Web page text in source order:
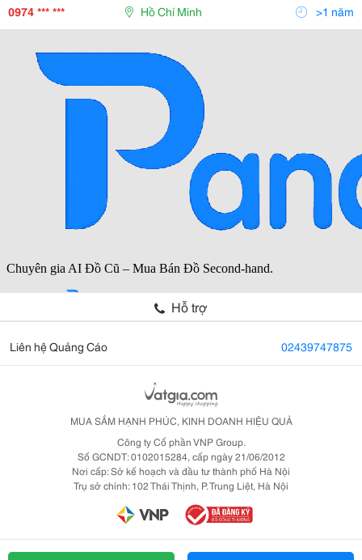
0974 *** *** Hồ Chí Minh >1 năm
Hỗ trợ
Liên hệ Quảng Cáo 02439747875
MUA SẮM HẠNH PHÚC, KINH DOANH HIỆU QUẢ
Công ty Cổ phần VNP Group.
Số GCNDT: 0102015284, cấp ngày 21/06/2012
Nơi cấp: Sở kế hoạch và đầu tư thành phố Hà Nội
Trụ sở chính: 102 Thái Thịnh, P. Trung Liệt, Hà Nội